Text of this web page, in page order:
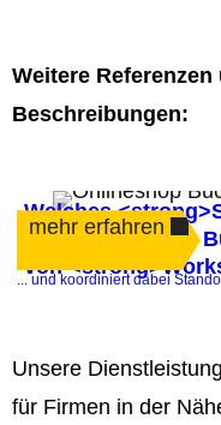
Weitere Referenzen
Beschreibungen:
Welches
automatisiert die
von
mehr erfahren
... und koordiniert dabei
Unsere
für Firmen in der